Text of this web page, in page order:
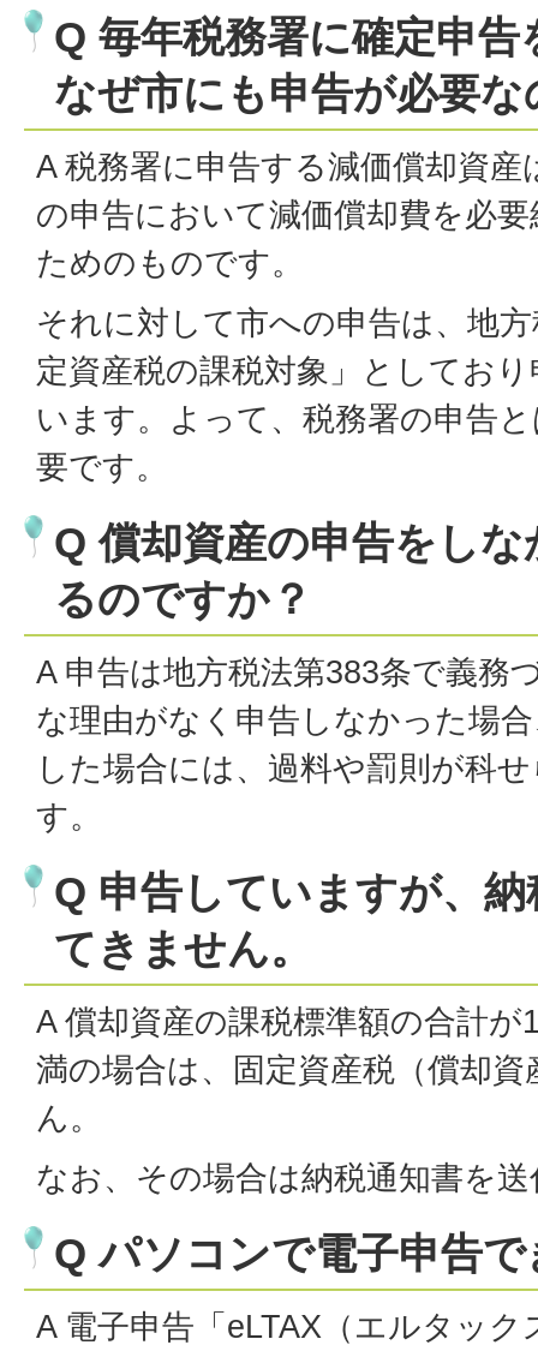
Q 毎年税務署に確定申
なぜ市にも申告が必要
A 税務署に申告する減価償却資産
の申告において減価償却費を必
ためのものです。
それに対して市への申告は、地
定資産税の課税対象」としてお
います。よって、税務署の申告
要です。
Q 償却資産の申告をし
るのですか？
A 申告は地方税法第383条で義務
な理由がなく申告しなかった場
した場合には、過料や罰則が科
す。
Q 申告していますが、
てきません。
A 償却資産の課税標準額の合計が
満の場合は、固定資産税（償却
ん。
なお、その場合は納税通知書を
Q パソコンで電子申告
A 電子申告「eLTAX（エルタッ